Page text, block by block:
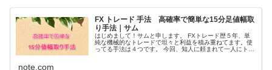
FX トレード 手法 高確率で簡単な15分足値幅取
り手法｜サム
はじめまして！サムと申します。 FXトレード歴５年、単
純な機械的なトレードで坦々と利益を積み重ねてます。使
ってる手法は４つです。 今回、知人に頼まれて一人にトレ
note.com